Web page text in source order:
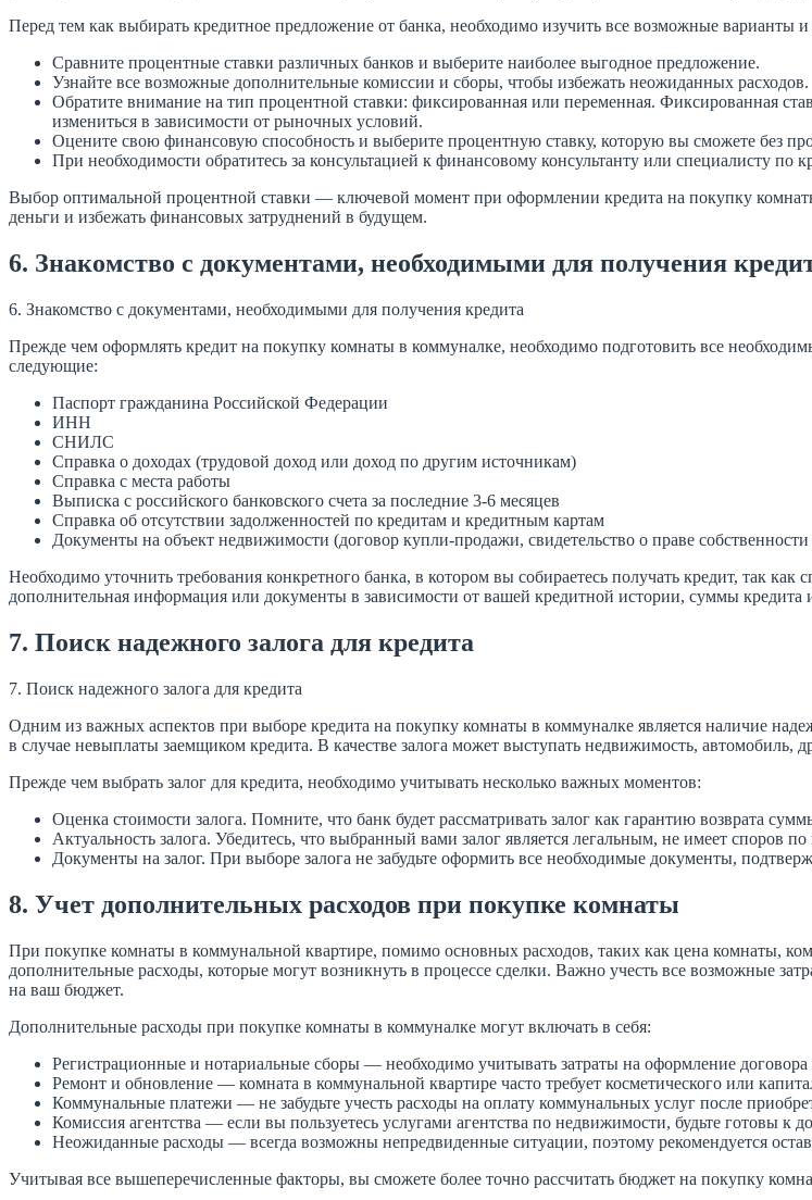
Перед тем как выбирать кредитное предложение от банка, необходимо изучить все возможные
Сравните процентные ставки различных банков и выберите наиболее выгодное предложение.
Узнайте все возможные дополнительные комиссии и сборы, чтобы избежать неожиданных расходов.
Обратите внимание на тип процентной ставки: фиксированная или переменная. Фиксированная
измениться в зависимости от рыночных условий.
Оцените свою финансовую способность и выберите процентную ставку, которую вы сможете без
При необходимости обратитесь за консультацией к финансовому консультанту или специалисту по
Выбор оптимальной процентной ставки — ключевой момент при оформлении кредита на покупку
деньги и избежать финансовых затруднений в будущем.
6. Знакомство с документами, необходимыми для получения
6. Знакомство с документами, необходимыми для получения кредита
Прежде чем оформлять кредит на покупку комнаты в коммуналке, необходимо подготовить все
следующие:
Паспорт гражданина Российской Федерации
ИНН
СНИЛС
Справка о доходах (трудовой доход или доход по другим источникам)
Справка с места работы
Выписка с российского банковского счета за последние 3-6 месяцев
Справка об отсутствии задолженностей по кредитам и кредитным картам
Документы на объект недвижимости (договор купли-продажи, свидетельство о праве
Необходимо уточнить требования конкретного банка, в котором вы собираетесь получать кредит, так
дополнительная информация или документы в зависимости от вашей кредитной истории, суммы кредита
7. Поиск надежного залога для кредита
7. Поиск надежного залога для кредита
Одним из важных аспектов при выборе кредита на покупку комнаты в коммуналке является наличие
в случае невыплаты заемщиком кредита. В качестве залога может выступать недвижимость, автомобиль,
Прежде чем выбрать залог для кредита, необходимо учитывать несколько важных моментов:
Оценка стоимости залога. Помните, что банк будет рассматривать залог как гарантию возврата
Актуальность залога. Убедитесь, что выбранный вами залог является легальным, не имеет споров
Документы на залог. При выборе залога не забудьте оформить все необходимые документы,
8. Учет дополнительных расходов при покупке комнаты
При покупке комнаты в коммунальной квартире, помимо основных расходов, таких как цена комнаты,
дополнительные расходы, которые могут возникнуть в процессе сделки. Важно учесть все возможные
на ваш бюджет.
Дополнительные расходы при покупке комнаты в коммуналке могут включать в себя:
Регистрационные и нотариальные сборы — необходимо учитывать затраты на оформление
Ремонт и обновление — комната в коммунальной квартире часто требует косметического или
Коммунальные платежи — не забудьте учесть расходы на оплату коммунальных услуг после
Комиссия агентства — если вы пользуетесь услугами агентства по недвижимости, будьте готовы к
Неожиданные расходы — всегда возможны непредвиденные ситуации, поэтому рекомендуется
Учитывая все вышеперечисленные факторы, вы сможете более точно рассчитать бюджет на покупку